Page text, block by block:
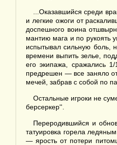
...Оказавшийся среди
и легкие ожоги от
доспешного воина
мантию мага и по
испытывал сильную боль,
времени выпить зелье,
его экипажа, сражались
предрешен — все заняло
мечей, забрав с собой по
Остальные игроки не
берсеркер''.
Переродившийся и
татуировка горела
— ярость от потери